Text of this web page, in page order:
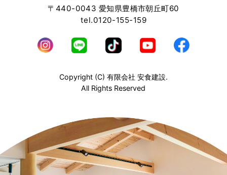
〒440-0043 愛知県豊橋市朝丘町60
tel.0120-155-159
Copyright (C) 有限会社 安食建設.
All Rights Reserved